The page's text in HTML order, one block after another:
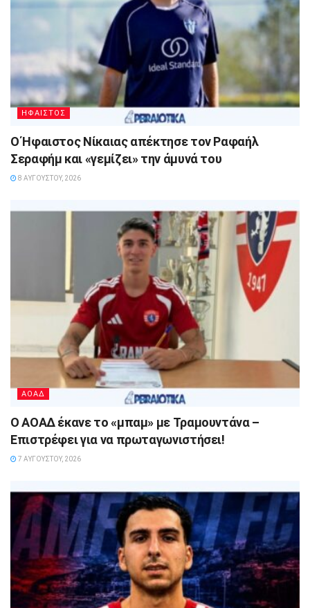
ΗΦΑΙΣΤΟΣ
Ο Ήφαιστος Νίκαιας απέκτησε τον Ραφαήλ
Σεραφήμ και «γεμίζει» την άμυνά του
8 ΑΥΓΟΎΣΤΟΥ, 2026
ΑΟΑΔ
Ο ΑΟΑΔ έκανε το «μπαμ» με Τραμουντάνα –
Επιστρέφει για να πρωταγωνιστήσει!
7 ΑΥΓΟΎΣΤΟΥ, 2026